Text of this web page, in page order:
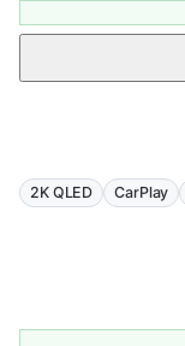
2K QLED CarPlay